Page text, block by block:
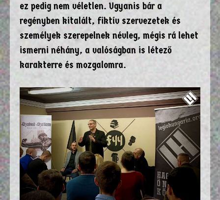
ez pedig nem véletlen. Ugyanis bár a
regényben kitalált, fiktív szervezetek és
személyek szerepelnek névleg, mégis rá lehet
ismerni néhány, a valóságban is létező
karakterre és mozgalomra.